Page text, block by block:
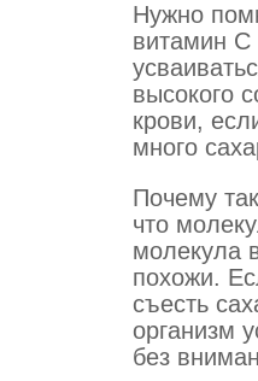
Нужно
витамин С
высокого
крови,
много
Почему
что
молекула
похожи.
съесть
организм
без